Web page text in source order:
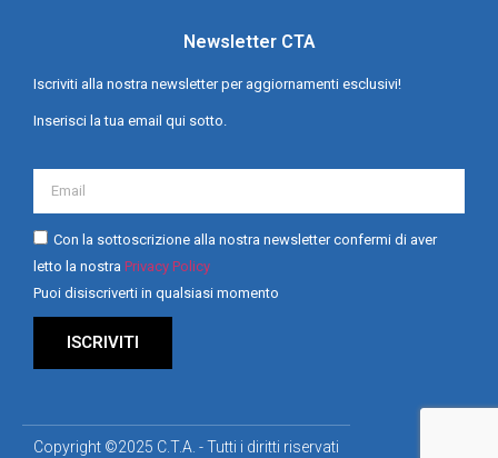
Newsletter CTA
Iscriviti alla nostra newsletter per aggiornamenti esclusivi!
Inserisci la tua email qui sotto.
Con la sottoscrizione alla nostra newsletter confermi di aver
letto la nostra Privacy Policy
Puoi disiscriverti in qualsiasi momento
ISCRIVITI
Copyright ©2025 C.T.A. - Tutti i diritti riservati